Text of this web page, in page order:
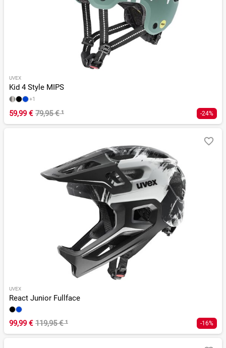
UVEX
Kid 4 Style MIPS
+1
59,99 € 79,95 €¹ -24%
UVEX
React Junior Fullface
99,99 € 119,95 €¹ -16%